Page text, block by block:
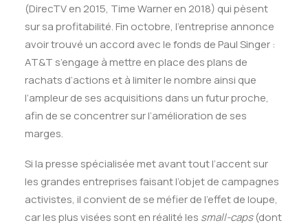
(DirecTV en 2015, Time Warner en 2018) qui pèsent
sur sa profitabilité. Fin octobre, l’entreprise annonce
avoir trouvé un accord avec le fonds de Paul Singer :
AT&T s’engage à mettre en place des plans de
rachats d’actions et à limiter le nombre ainsi que
l’ampleur de ses acquisitions dans un futur proche,
afin de se concentrer sur l’amélioration de ses
marges.
Si la presse spécialisée met avant tout l’accent sur
les grandes entreprises faisant l’objet de campagnes
activistes, il convient de se méfier de l’effet de loupe,
car les plus visées sont en réalité les small-caps(dont